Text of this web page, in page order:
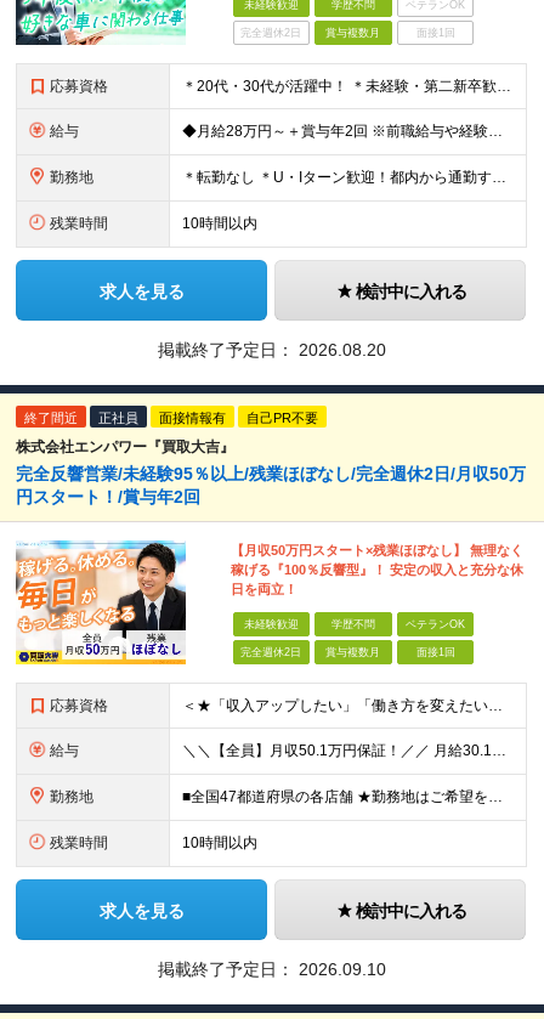
未経験歓迎 学歴不問 ベテランOK
完全週休2日 賞与複数月 面接1回
応募資格 ＊20代・30代が活躍中！ ＊未経験・第二新卒歓迎 ◆学歴不問 ◆普通自動車免許（AT限定可）をお持ちの方 ◆基本的なPC操作（メール、Excel入力程度）ができる方 ★自ら考え、行動できる方 ★
給与 ◆月給28万円～＋賞与年2回 ※前職給与や経験を最大限考慮し決定します。 ※試用期間3ヶ月あり（給与・待遇に変更なし） ※上記の金額にはみなし残業代（40時間分/62,600円）が含まれています。
勤務地 ＊転勤なし ＊U・Iターン歓迎！都内から通勤する社員も多数在籍しています ◆千葉県浦安市北栄4丁目9−1 ※(変更の範囲)上記を除く当社関連勤務地
残業時間 10時間以内
求人を見る 検討中に入れる
掲載終了予定日： 2026.08.20
終了間近 正社員 面接情報有 自己PR不要
株式会社エンパワー『買取大吉』
完全反響営業/未経験95％以上/残業ほぼなし/完全週休2日/月収50万
円スタート！/賞与年2回
【月収50万円スタート×残業ほぼなし】 無理なく
稼げる『100％反響型』！ 安定の収入と充分な休
日を両立！
未経験歓迎 学歴不問 ベテランOK
完全週休2日 賞与複数月 面接1回
応募資格 ＜★「収入アップしたい」「働き方を変えたい」「スキルを身につけたい」方、大歓迎！★＞ ◆未経験OK ◆学歴不問・第二新卒歓迎 ◆社会人経験1年以上 ★100％人柄、意欲重視の採用です 「新しい環境で
給与 ＼＼【全員】月収50.1万円保証！／／ 月給30.1万円＋インセン＋特別手当20万円(半年間)＋賞与 ※経験者は優遇いたします（研修も免除の場合有） ※固定残業代:7万4000円以上/月45時間分
勤務地 ■全国47都道府県の各店舗 ★勤務地はご希望を考慮の上、決定します ★今後も店舗を全国に拡大していきます ★U・Iターン歓迎（社宅あり） ★マイカー通勤OK（地域により規定あり。詳細はお問合せくださ
残業時間 10時間以内
求人を見る 検討中に入れる
掲載終了予定日： 2026.09.10